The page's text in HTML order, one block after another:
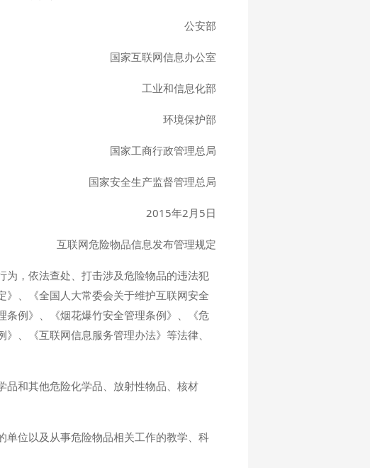
公安部
国家互联网信息办公室
工业和信息化部
环境保护部
国家工商行政管理总局
国家安全生产监督管理总局
2015年2月5日
互联网危险物品信息发布管理规定
，依法查处、打击涉及危险物品的违法犯
、《全国人大常委会关于维护互联网安全
条例》、《烟花爆竹安全管理条例》、《危
、《互联网信息服务管理办法》等法律、
和其他危险化学品、放射性物品、核材
位以及从事危险物品相关工作的教学、科